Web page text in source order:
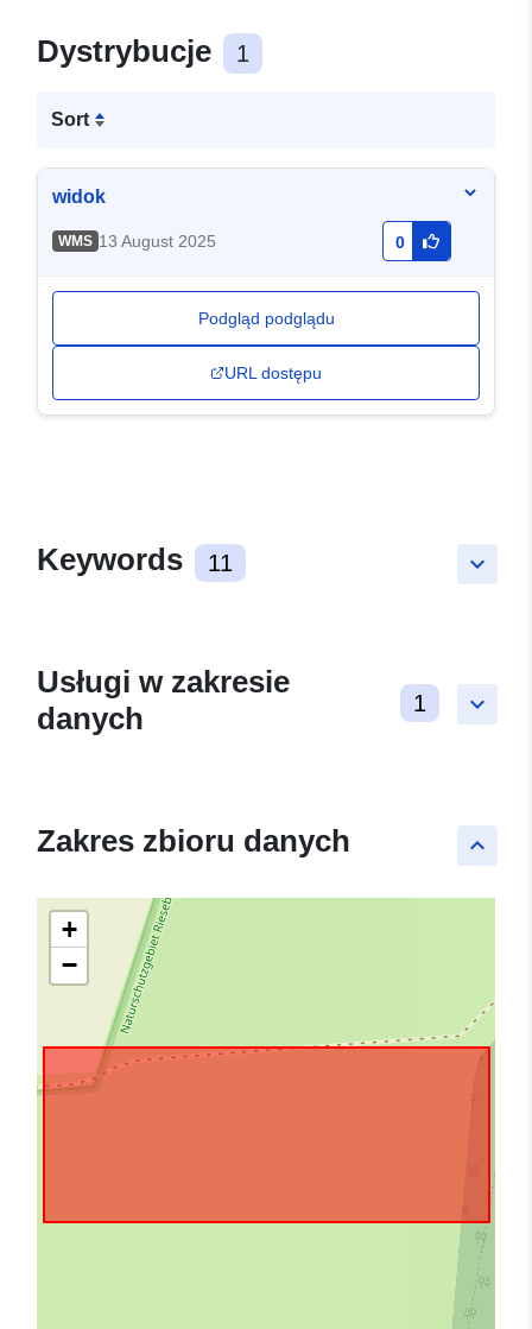
Dystrybucje 1
Sort
widok
WMS 13 August 2025 0
Podgląd podglądu
URL dostępu
keyboard_arrow_down
Keywords 11
keyboard_arrow_down
Usługi w zakresie
danych
1
keyboard_arrow_up
Zakres zbioru danych
+
−